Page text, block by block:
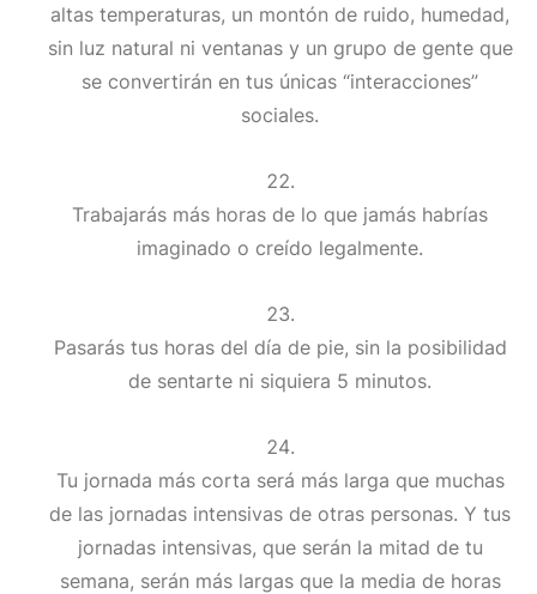
altas temperaturas, un montón de ruido, humedad,
sin luz natural ni ventanas y un grupo de gente que
se convertirán en tus únicas “interacciones”
sociales.
Trabajarás más horas de lo que jamás habrías
imaginado o creído legalmente.
Pasarás tus horas del día de pie, sin la posibilidad
de sentarte ni siquiera 5 minutos.
Tu jornada más corta será más larga que muchas
de las jornadas intensivas de otras personas. Y tus
jornadas intensivas, que serán la mitad de tu
semana, serán más largas que la media de horas